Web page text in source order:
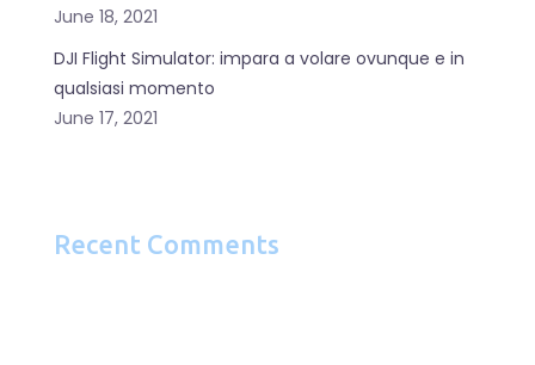
June 18, 2021
DJI Flight Simulator: impara a volare ovunque e in
qualsiasi momento
June 17, 2021
Recent Comments